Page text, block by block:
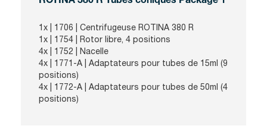
1x | 1706 | Centrifugeuse ROTINA 380 R
1x | 1754 |
Rotor libre, 4 positions
4x | 1752 | Nacelle
4x | 1771-A | Adaptateurs pour tubes de 15ml (9
positions)
4x | 1772-A | Adaptateurs pour tubes de 50ml (4
positions)